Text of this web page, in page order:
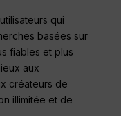
qui
basées sur
fiables et plus
aux
créateurs de
illimitée et de